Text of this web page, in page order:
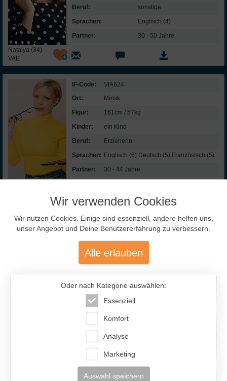
Natalya (34)
VAE
Beruf:
sonstige
Sprachen:
Englisch (4)
Partner:
30 - 50 Jahre
IF-Code:
VIA624
Ort:
Minsk
Figur:
161cm / 57kg
Kinder:
ein Kind
Beruf:
Erzieherin
Sprachen: Englisch (6) Deutsch (5) Französisch (5)
Partner:
30 - 44 Jahre
InterFriendship lohnt sich
477.200
Über 477.200 aktive Mitglieder
mit über 12.400 aktiven Anzeigen
Wir verwenden Cookies
Wir nutzen Cookies. Einige sind essenziell, andere helfen uns,
unser Angebot und Deine Benutzererfahrung zu verbessern.
Alle erlauben
Oder nach Kategorie auswählen:
Essenziell
Komfort
Analyse
Marketing
Auswahl speichern